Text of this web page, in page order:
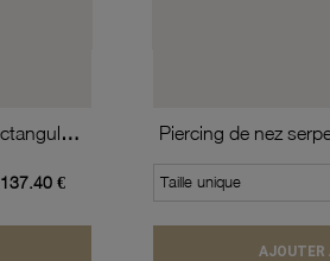
Pendentif en or jaune, plaque rectangulaire
137.40 €
Piercing de nez
Taille unique
AJOUTER